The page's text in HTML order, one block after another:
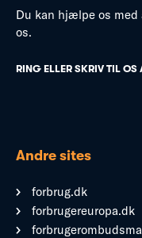
Du kan hjælpe os med
os.
RING ELLER SKRIV TIL OS
Andre sites
forbrug.dk
forbrugereuropa.dk